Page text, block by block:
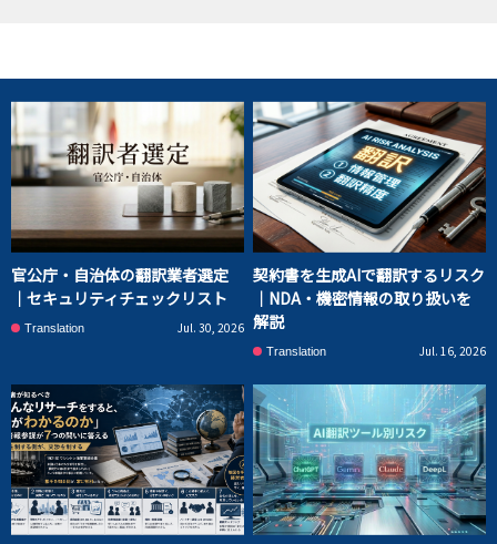
官公庁・自治体の翻訳業者選定
｜セキュリティチェックリスト
Translation Jul. 30, 2026
契約書を生成AIで翻訳するリスク
｜NDA・機密情報の取り扱いを
解説
Translation Jul. 16, 2026